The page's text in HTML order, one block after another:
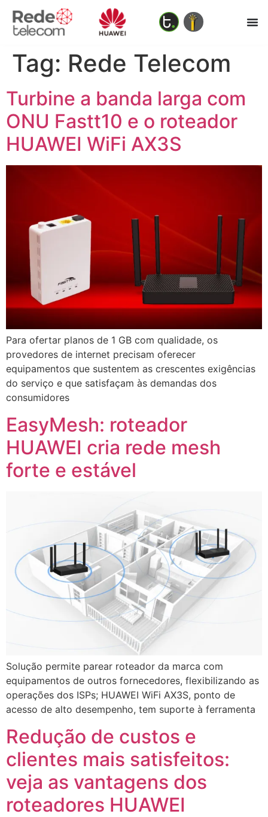
Tag: Rede Telecom
Turbine a banda larga com
ONU Fastt10 e o roteador
HUAWEI WiFi AX3S
Para ofertar planos de 1 GB com qualidade, os
provedores de internet precisam oferecer
equipamentos que sustentem as crescentes exigências
do serviço e que satisfaçam às demandas dos
consumidores
EasyMesh: roteador
HUAWEI cria rede mesh
forte e estável
Solução permite parear roteador da marca com
equipamentos de outros fornecedores, flexibilizando as
operações dos ISPs; HUAWEI WiFi AX3S, ponto de
acesso de alto desempenho, tem suporte à ferramenta
Redução de custos e
clientes mais satisfeitos:
veja as vantagens dos
roteadores HUAWEI